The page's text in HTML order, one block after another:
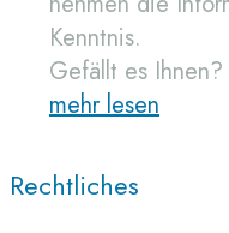
Kenntnis.
Gefällt es Ihnen?
mehr lesen
Rechtliches